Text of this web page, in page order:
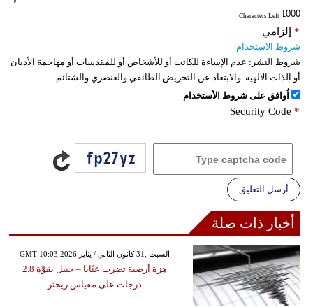
: Characters Left
إلزامي *
شروط الاستخدام
شروط النشر: عدم الإساءة للكاتب أو للأشخاص أو للمقدسات أو مهاجمة الأديان
أو الذات الالهية. والابتعاد عن التحريض الطائفي والعنصري والشتائم.
اُوافق على شروط الأستخدام
Security Code *
أرسل التعليق
أخبار ذات صلة
GMT 10:03 2026 السبت ,31 كانون الثاني / يناير
هزة أرضية تضرب عنّايا – جبيل بقوّة 2.8
درجات على مقياس ريختر